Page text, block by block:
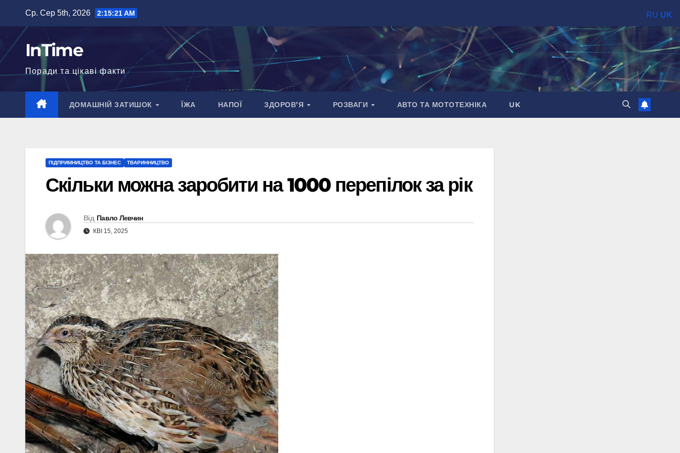
вмісту
Ср. Сер 5th, 2026 2:15:22 AM
InTime
Поради та цікаві факти
ДОМАШНІЙ ЗАТИШОК ЇЖА НАПОЇ ЗДОРОВ’Я РОЗВАГИ АВТО ТА МОТОТЕХНІКА UK
ПІДПРИМНИЦТВО ТА БІЗНЕС ТВАРИННИЦТВО
Скільки можна заробити на 1000 перепілок за рік
Від Павло Левчин
КВІ 15, 2025
RU UK